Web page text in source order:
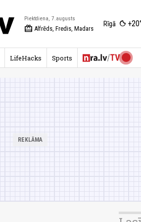
Piektdiena, 7.augusts
redeem Alfrēds, Fredis, Madars
Rīgā
LifeHacks Sports